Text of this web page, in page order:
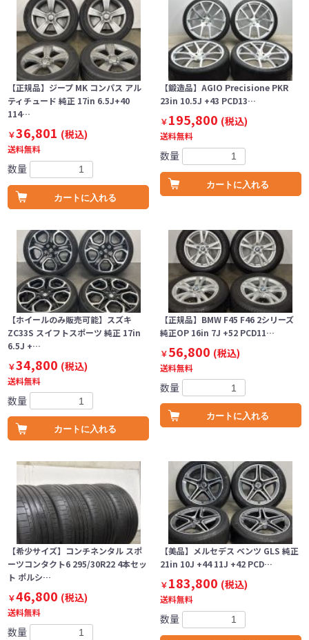
【正規品】ジープ MK コンパス アル
ティチュード 純正 17in 6.5J+40
114…
￥36,801 (税込)
送料無料
数量
カートに入れる
【鍛造品】AGIO Precisione PKR
23in 10.5J +43 PCD13…
￥195,800 (税込)
送料無料
数量
カートに入れる
【ホイールのみ販売可能】スズキ
ZC33S スイフトスポーツ 純正 17in
6.5J +…
￥34,800 (税込)
送料無料
数量
カートに入れる
【正規品】BMW F45 F46 2シリーズ
純正OP 16in 7J +52 PCD11…
￥56,800 (税込)
送料無料
数量
カートに入れる
【希少サイズ】コンチネンタル スポ
ーツコンタクト6 295/30R22 4本セッ
ト ポルシ…
￥46,800 (税込)
送料無料
数量
【美品】メルセデス ベンツ GLS 純正
21in 10J +44 11J +42 PCD…
￥183,800 (税込)
送料無料
数量